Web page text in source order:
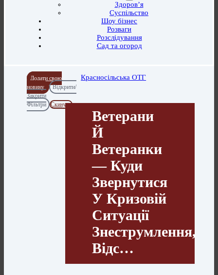
Здоров’я
Суспільство
Шоу бізнес
Розваги
Розслідування
Сад та огород
Додати свою
новину
Відкрити/
Закрити
Фільтри
Скинути
Красносільська ОТГ
Ветерани
Й
Ветеранки
— Куди
Звернутися
У Кризовій
Ситуації
Знеструмлення,
Відс…